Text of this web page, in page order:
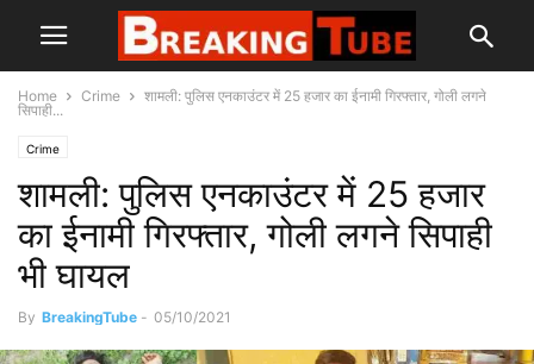
Home Crime
शामली: पुलिस एनकाउंटर में 25 हजार का ईनामी गिरफ्तार, गोली लगने
सिपाही...
Crime
शामली: पुलिस एनकाउंटर में 25 हजार
का ईनामी गिरफ्तार, गोली लगने सिपाही
भी घायल
By BreakingTube - 05/10/2021